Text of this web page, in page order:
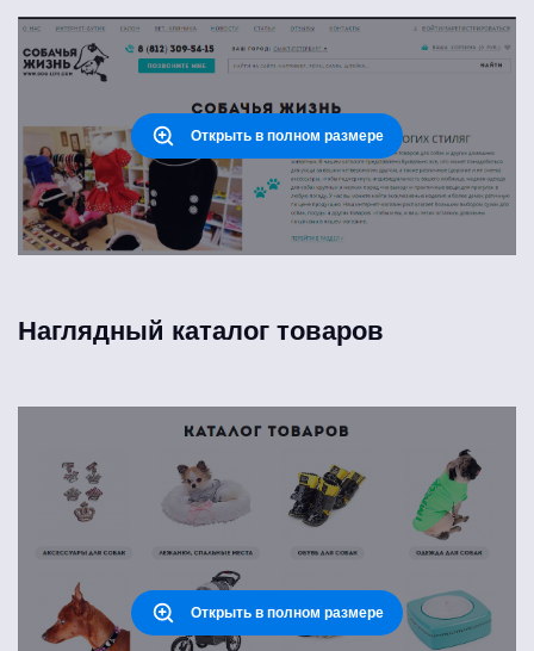
Открыть в полном размере
Наглядный каталог товаров
Открыть в полном размере